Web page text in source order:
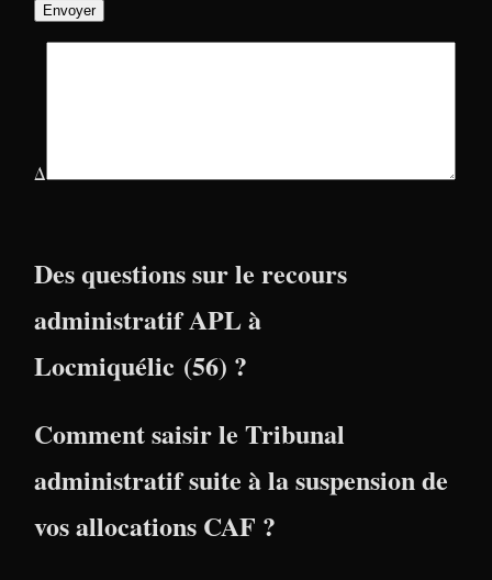
Δ
Des questions sur le recours
administratif APL à
Locmiquélic (56) ?
Comment saisir le Tribunal
administratif suite à la suspension de
vos allocations CAF ?